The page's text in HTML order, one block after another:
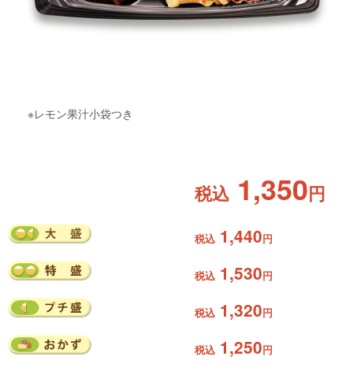
※レモン果汁小袋つき
税込1,350円
税込 1,440円
税込 1,530円
税込 1,320円
税込 1,250円